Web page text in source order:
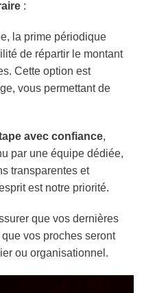
:
la prime périodique
de répartir le montant
Cette option est
vous permettant de
avec confiance,
par une équipe dédiée,
transparentes et
est notre priorité.
que vos dernières
vos proches seront
ou organisationnel.